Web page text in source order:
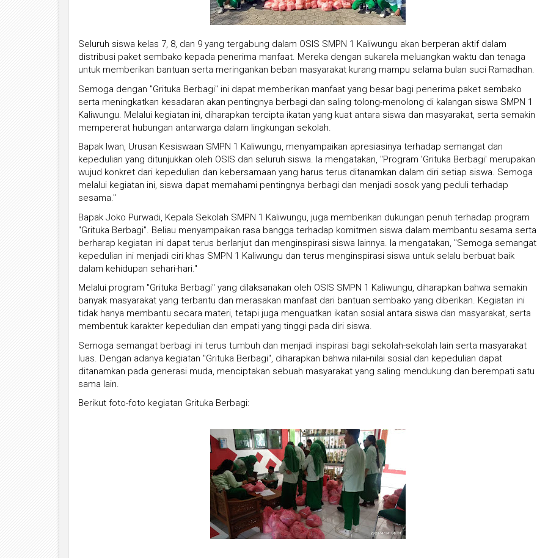
Seluruh siswa kelas 7, 8, dan 9 yang tergabung dalam OSIS SMPN 1 Kaliwungu akan berperan aktif dalam
distribusi paket sembako kepada penerima manfaat. Mereka dengan sukarela meluangkan waktu dan tenaga
untuk memberikan bantuan serta meringankan beban masyarakat kurang mampu selama bulan suci Ramadhan.
Semoga dengan "Grituka Berbagi" ini dapat memberikan manfaat yang besar bagi penerima paket sembako
serta meningkatkan kesadaran akan pentingnya berbagi dan saling tolong-menolong di kalangan siswa SMPN 1
Kaliwungu. Melalui kegiatan ini, diharapkan tercipta ikatan yang kuat antara siswa dan masyarakat, serta semakin
mempererat hubungan antarwarga dalam lingkungan sekolah.
Bapak Iwan, Urusan Kesiswaan SMPN 1 Kaliwungu, menyampaikan apresiasinya terhadap semangat dan
kepedulian yang ditunjukkan oleh OSIS dan seluruh siswa. Ia mengatakan, "Program 'Grituka Berbagi' merupakan
wujud konkret dari kepedulian dan kebersamaan yang harus terus ditanamkan dalam diri setiap siswa. Semoga
melalui kegiatan ini, siswa dapat memahami pentingnya berbagi dan menjadi sosok yang peduli terhadap
sesama."
Bapak Joko Purwadi, Kepala Sekolah SMPN 1 Kaliwungu, juga memberikan dukungan penuh terhadap program
"Grituka Berbagi". Beliau menyampaikan rasa bangga terhadap komitmen siswa dalam membantu sesama serta
berharap kegiatan ini dapat terus berlanjut dan menginspirasi siswa lainnya. Ia mengatakan, "Semoga semangat
kepedulian ini menjadi ciri khas SMPN 1 Kaliwungu dan terus menginspirasi siswa untuk selalu berbuat baik
dalam kehidupan sehari-hari."
Melalui program "Grituka Berbagi" yang dilaksanakan oleh OSIS SMPN 1 Kaliwungu, diharapkan bahwa semakin
banyak masyarakat yang terbantu dan merasakan manfaat dari bantuan sembako yang diberikan. Kegiatan ini
tidak hanya membantu secara materi, tetapi juga menguatkan ikatan sosial antara siswa dan masyarakat, serta
membentuk karakter kepedulian dan empati yang tinggi pada diri siswa.
Semoga semangat berbagi ini terus tumbuh dan menjadi inspirasi bagi sekolah-sekolah lain serta masyarakat
luas. Dengan adanya kegiatan "Grituka Berbagi", diharapkan bahwa nilai-nilai sosial dan kepedulian dapat
ditanamkan pada generasi muda, menciptakan sebuah masyarakat yang saling mendukung dan berempati satu
sama lain.
Berikut foto-foto kegiatan Grituka Berbagi: